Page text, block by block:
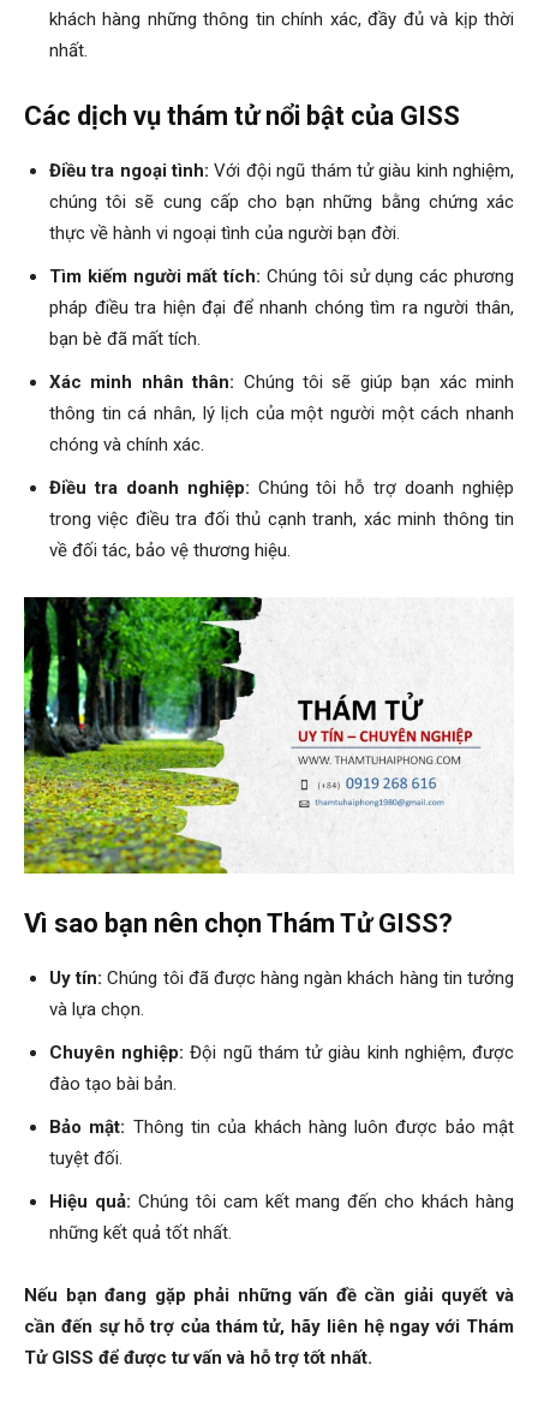
phong,
phòng,
dịch
khách hàng những thông tin chính xác, đầy đủ và kịp thời
nhất.
Các dịch vụ thám tử nổi bật của GISS
Điều tra ngoại tình: Với đội ngũ thám tử giàu kinh nghiệm,
chúng tôi sẽ cung cấp cho bạn những bằng chứng xác
thực về hành vi ngoại tình của người bạn đời.
Tìm kiếm người mất tích: Chúng tôi sử dụng các phương
pháp điều tra hiện đại để nhanh chóng tìm ra người thân,
bạn bè đã mất tích.
Xác minh nhân thân: Chúng tôi sẽ giúp bạn xác minh
thông tin cá nhân, lý lịch của một người một cách nhanh
chóng và chính xác.
Điều tra doanh nghiệp: Chúng tôi hỗ trợ doanh nghiệp
trong việc điều tra đối thủ cạnh tranh, xác minh thông tin
về đối tác, bảo vệ thương hiệu.
Vì sao bạn nên chọn Thám Tử GISS?
Uy tín: Chúng tôi đã được hàng ngàn khách hàng tin tưởng
và lựa chọn.
Chuyên nghiệp: Đội ngũ thám tử giàu kinh nghiệm, được
đào tạo bài bản.
Bảo mật: Thông tin của khách hàng luôn được bảo mật
tuyệt đối.
Hiệu quả: Chúng tôi cam kết mang đến cho khách hàng
những kết quả tốt nhất.
Nếu bạn đang gặp phải những vấn đề cần giải quyết và
cần đến sự hỗ trợ của thám tử, hãy liên hệ ngay với Thám
Tử GISS để được tư vấn và hỗ trợ tốt nhất.